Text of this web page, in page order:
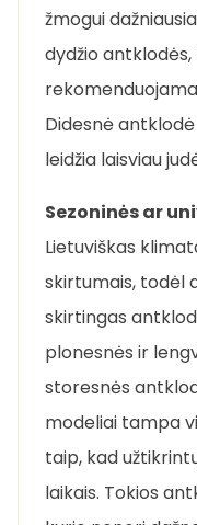
žmogui
dydžio
Didesnė
leidžia laisviau
Sezoninės ar
Lietuviškas
skirtumais, todėl
skirtingas
plonesnės ir
storesnės
modeliai tampa
taip, kad
laikais. Tokios